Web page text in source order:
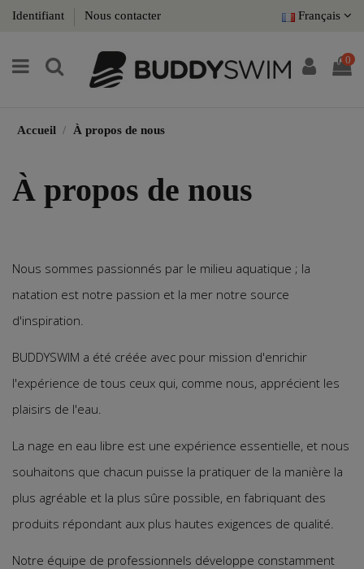
Identifiant Nous contacter Français
0
Accueil À propos de nous
À propos de nous
Nous sommes passionnés par le milieu aquatique ; la
natation est notre passion et la mer notre source
d'inspiration.
BUDDYSWIM a été créée avec pour mission d'enrichir
l'expérience de tous ceux qui, comme nous, apprécient les
plaisirs de l'eau.
La nage en eau libre est une expérience essentielle, et nous
souhaitons que chacun puisse la pratiquer de la manière la
plus agréable et la plus sûre possible, en fabriquant des
produits répondant aux plus hautes exigences de qualité.
Notre équipe de professionnels développe constamment